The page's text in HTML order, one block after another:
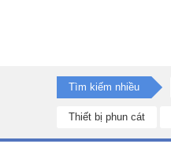
Tìm kiếm nhiều
Thiết bị phun cát